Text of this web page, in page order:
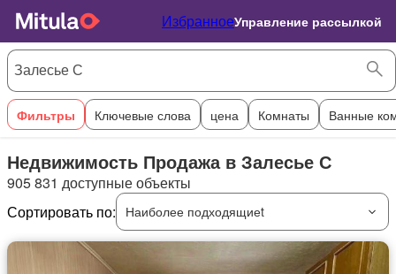
ИзбранноеУправление рассылкой
Фильтры Ключевые слова цена Комнаты Ванные
Недвижимость Продажа в Залесье С
905 831 доступные объекты
Сортировать по:
Наиболее подходящиеt